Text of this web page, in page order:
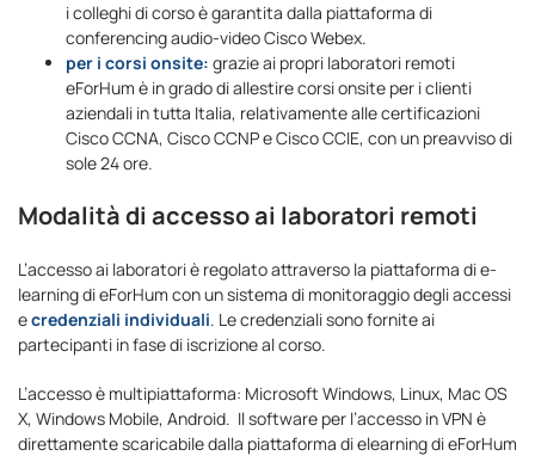
i colleghi di corso è garantita dalla piattaforma di
conferencing audio-video Cisco Webex.
per i corsi onsite: grazie ai propri laboratori remoti
eForHum è in grado di allestire corsi onsite per i clienti
aziendali in tutta Italia, relativamente alle certificazioni
Cisco CCNA, Cisco CCNP e Cisco CCIE, con un preavviso di
sole 24 ore.
Modalità di accesso ai laboratori remoti
L’accesso ai laboratori è regolato attraverso la piattaforma di e-
learning di eForHum con un sistema di monitoraggio degli accessi
ecredenziali individuali. Le credenziali sono fornite ai
partecipanti in fase di iscrizione al corso.
L’accesso è multipiattaforma: Microsoft Windows, Linux, Mac OS
X, Windows Mobile, Android. Il software per l’accesso in VPN è
direttamente scaricabile dalla piattaforma di elearning di eForHum